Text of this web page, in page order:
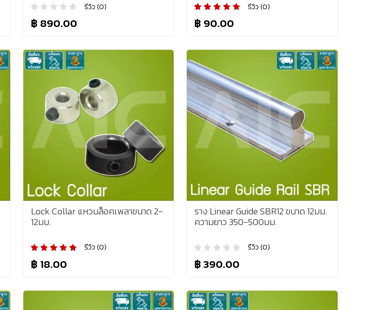
รีวิว (0)
฿ 890.00
รีวิว (0)
฿ 90.00
Lock Collar แหวนล็อคเพลาขนาด 2-
12มม.
รีวิว (0)
฿ 18.00
ราง Linear Guide SBR12 ขนาด 12มม.
ความยาว 350-500มม.
รีวิว (0)
฿ 390.00